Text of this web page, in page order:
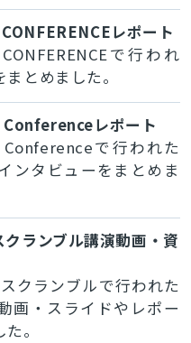
レポート
CONFERENCEで行われ
とめました。
レポート
で行われた
ンタビューをまとめま
ランブル講演動画・資
クランブルで行われた
画・スライドやレポー
。